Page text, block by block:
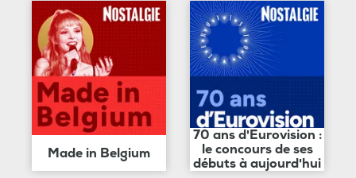
Made in Belgium
70 ans d'Eurovision :
le concours de ses
débuts à aujourd'hui